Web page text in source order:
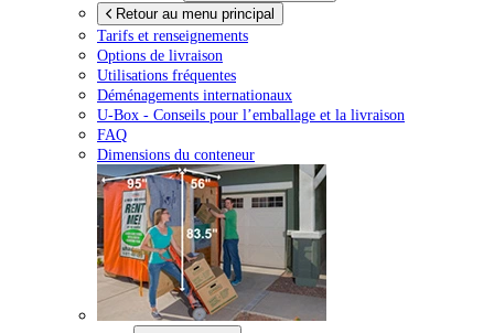
Retour au menu principal
Tarifs et renseignements
Options de livraison
Utilisations fréquentes
Déménagements internationaux
U-Box - Conseils pour l’emballage et la livraison
FAQ
Dimensions du conteneur